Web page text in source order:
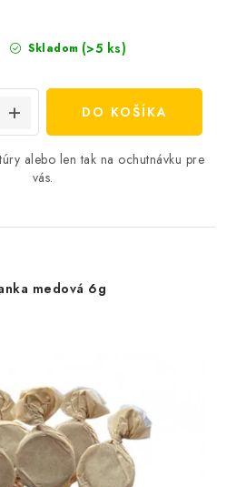
Skladom (>5 ks)
DO KOŠÍKA
alebo len tak na ochutnávku pre
vás.
medová 6g